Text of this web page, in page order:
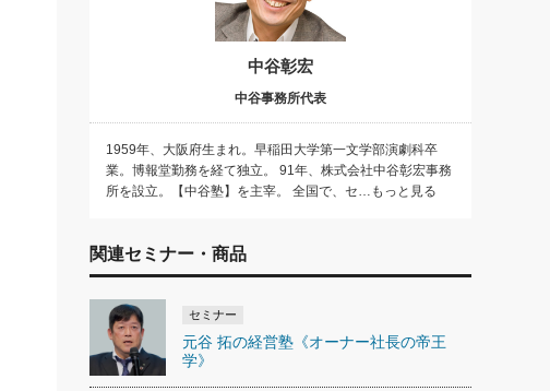
中谷彰宏
中谷事務所代表
1959年、大阪府生まれ。早稲田大学第一文学部演劇科卒
業。博報堂勤務を経て独立。 91年、株式会社中谷彰宏事務
所を設立。【中谷塾】を主宰。 全国で、セ…もっと見る
関連セミナー・商品
セミナー
元谷 拓の経営塾《オーナー社長の帝王
学》